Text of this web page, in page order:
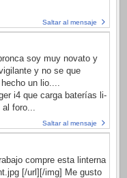
Saltar al mensaje
soy muy novato y
y no se que
un lio....
i4 que carga baterías li-
al foro...
Saltar al mensaje
compre esta linterna
[/url][/img] Me gusto